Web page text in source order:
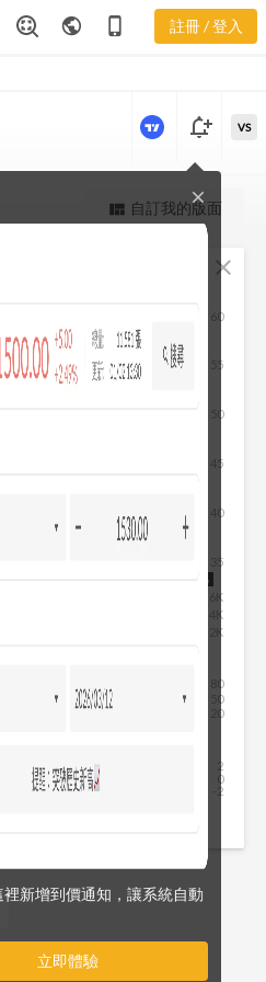
public phone_iphone 註冊 / 登入
大的進階價量圖表
notification_add
新增到價通知，讓系統自動
立即體驗
close
VS
view_quilt 自訂我的版面
close
35
40
45
50
55
60
2026/08/06
2K
4K
6K
20
50
80
-2
0
2